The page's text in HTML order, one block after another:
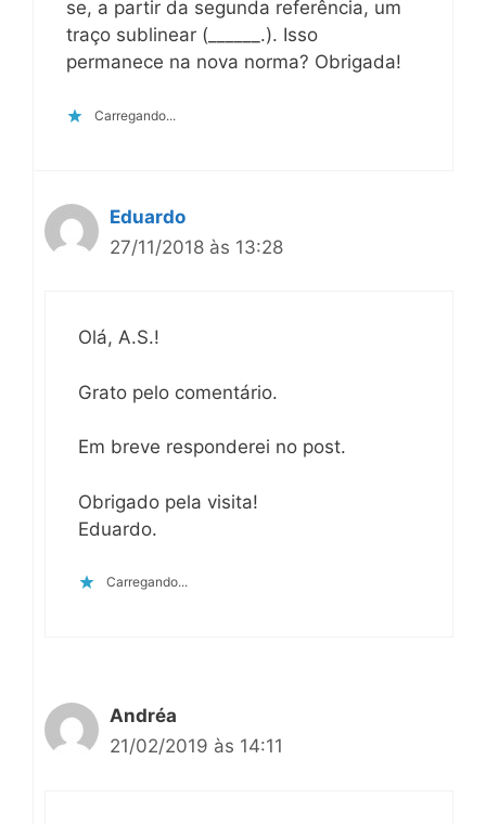
se, a partir da segunda referência, um
traço sublinear (______.). Isso
permanece na nova norma? Obrigada!
Carregando...
Eduardo
27/11/2018 às 13:28
Olá, A.S.!
Grato pelo comentário.
Em breve responderei no post.
Obrigado pela visita!
Eduardo.
Carregando...
Andréa
21/02/2019 às 14:11